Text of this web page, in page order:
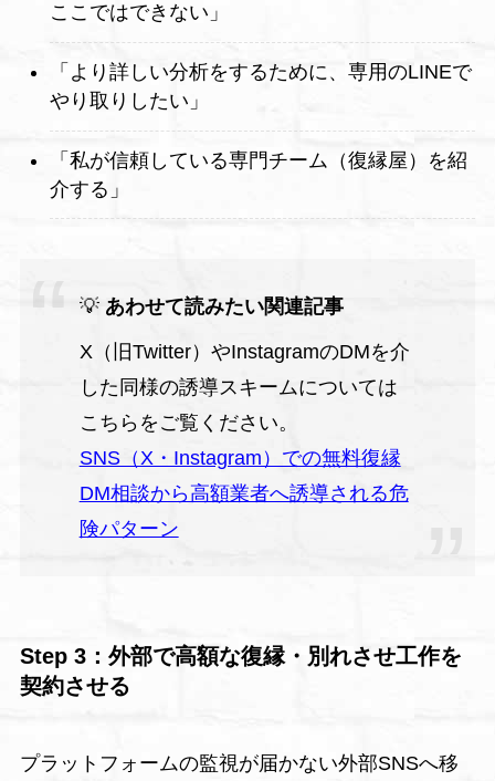
ここではできない」
「より詳しい分析をするために、専用のLINEで
やり取りしたい」
「私が信頼している専門チーム（復縁屋）を紹
介する」
💡 あわせて読みたい関連記事
X（旧Twitter）やInstagramのDMを介
した同様の誘導スキームについては
こちらをご覧ください。
SNS（X・Instagram）での無料復縁
DM相談から高額業者へ誘導される危
険パターン
Step 3：外部で高額な復縁・別れさせ工作を
契約させる
プラットフォームの監視が届かない外部SNSへ移